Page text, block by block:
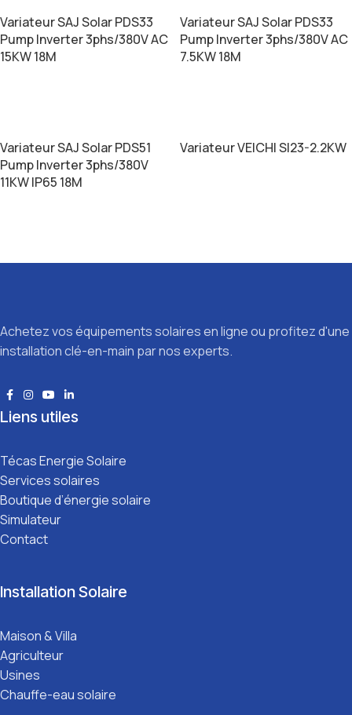
Variateur SAJ Solar PDS33
Pump Inverter 3phs/380V AC
15KW 18M
Variateur SAJ Solar PDS33
Pump Inverter 3phs/380V AC
7.5KW 18M
Variateur SAJ Solar PDS51
Pump Inverter 3phs/380V
11KW IP65 18M
Variateur VEICHI SI23-2.2KW
Achetez vos équipements solaires en ligne ou profitez d'une
installation clé-en-main par nos experts.
Liens utiles
Técas Energie Solaire
Services solaires
Boutique d’énergie solaire
Simulateur
Contact
Installation Solaire
Maison & Villa
Agriculteur
Usines
Chauffe-eau solaire